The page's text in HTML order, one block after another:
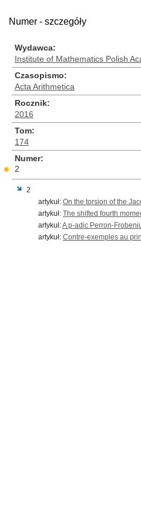
Numer - szczegóły
Wydawca
Institute of Mathematics Polish
Czasopismo
Acta Arithmetica
Rocznik
2016
Tom
174
Numer
2
2
artykuł: On the torsion of the
artykuł: The shifted fourth
artykuł:A p-adic Perron-
artykuł: Contre-exemples au